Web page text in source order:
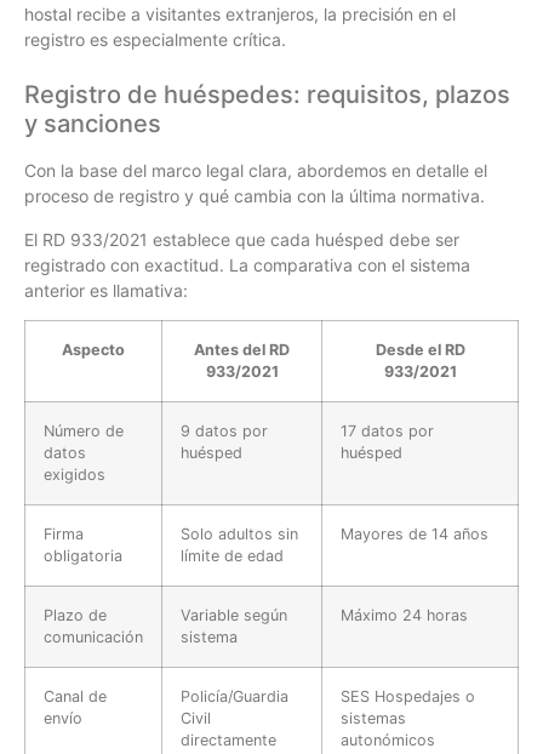
hostal recibe a visitantes extranjeros, la precisión en el
registro es especialmente crítica.
Registro de huéspedes: requisitos, plazos
y sanciones
Con la base del marco legal clara, abordemos en detalle el
proceso de registro y qué cambia con la última normativa.
El RD 933/2021 establece que cada huésped debe ser
registrado con exactitud. La comparativa con el sistema
anterior es llamativa:
Aspecto
Antes del RD
933/2021
Desde el RD
933/2021
Número de
datos
exigidos
9 datos por
huésped
17 datos por
huésped
Firma
obligatoria
Solo adultos sin
límite de edad
Mayores de 14 años
Plazo de
comunicación
Variable según
sistema
Máximo 24 horas
Canal de
envío
Policía/Guardia
Civil
directamente
SES Hospedajes o
sistemas
autonómicos